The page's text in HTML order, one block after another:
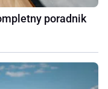
poradnik